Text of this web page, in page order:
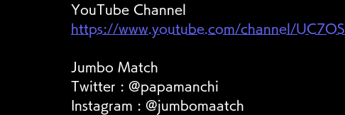
YouTube Channel
https://www.youtube.com/channel/
Jumbo Match
Twitter : @papamanchi
Instagram : @jumbomaatch